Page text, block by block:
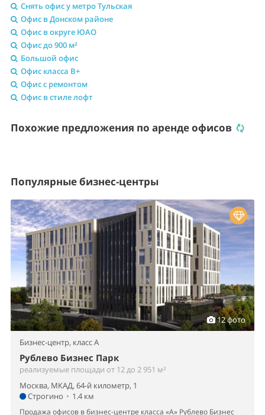
Снять офис у метро Тульская
Офис в Донском районе
Офис в округе ЮАО
Офис до 900 м²
Большой офис
Офис класса B+
Офис с ремонтом
Офис в стиле лофт
Похожие предложения по аренде офисов
Популярные бизнес-центры
12 фото
Бизнес-центр, класс A
Рублево Бизнес Парк
реализуемые площади от 12 до 2 951 м²
Москва, МКАД, 64-й километр, 1
Строгино • 1.4 км
Продажа офисов в бизнес-центре класса «А» Рублево Бизнес